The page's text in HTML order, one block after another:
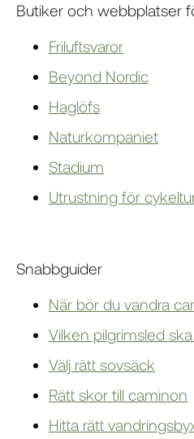
Butiker och webbplatser
Friluftsvaror
Beyond Nordic
Haglöfs
Naturkompaniet
Stadium
Utrustning för
Snabbguider
När bör du vandra
Vilken pilgrimsled
Välj rätt sovsäck
Rätt skor till caminon
Hitta rätt